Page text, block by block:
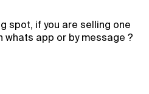
spot, if you are selling one
whats app or by message ?